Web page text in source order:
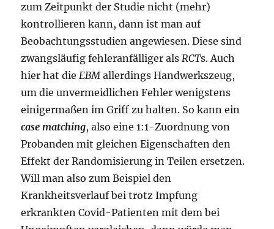
zum Zeitpunkt der Studie nicht (mehr)
kontrollieren kann, dann ist man auf
Beobachtungsstudien angewiesen. Diese sind
zwangsläufig fehleranfälliger alsRCTs. Auch
hier hat dieEBM allerdings Handwerkszeug,
um die unvermeidlichen Fehler wenigstens
einigermaßen im Griff zu halten. So kann ein
case matching, also eine 1:1-Zuordnung von
Probanden mit gleichen Eigenschaften den
Effekt der Randomisierung in Teilen ersetzen.
Will man also zum Beispiel den
Krankheitsverlauf bei trotz Impfung
erkrankten Covid-Patienten mit dem bei